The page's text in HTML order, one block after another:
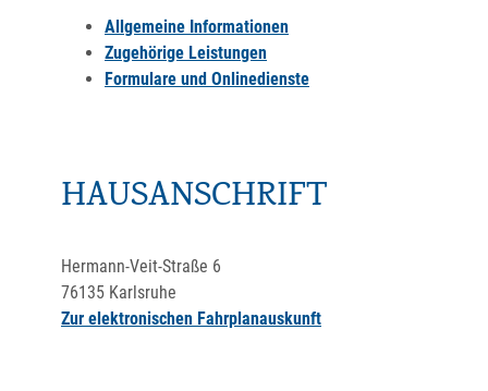
Allgemeine Informationen
Zugehörige Leistungen
Formulare und Onlinedienste
HAUSANSCHRIFT
Hermann-Veit-Straße 6
76135 Karlsruhe
Zur elektronischen Fahrplanauskunft